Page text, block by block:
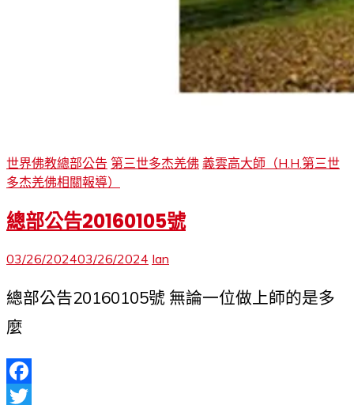
世界佛教總部公告 第三世多杰羌佛 義雲高大師（H.H.第三世
多杰羌佛相關報導）
總部公告20160105號
03/26/202403/26/2024 Ian
總部公告20160105號 無論一位做上師的是多
麼
Facebook